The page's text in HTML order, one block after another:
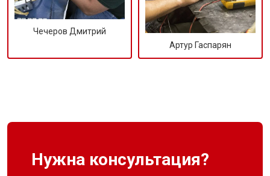
Чечеров Дмитрий
Артур Гаспарян
Нужна консультация?